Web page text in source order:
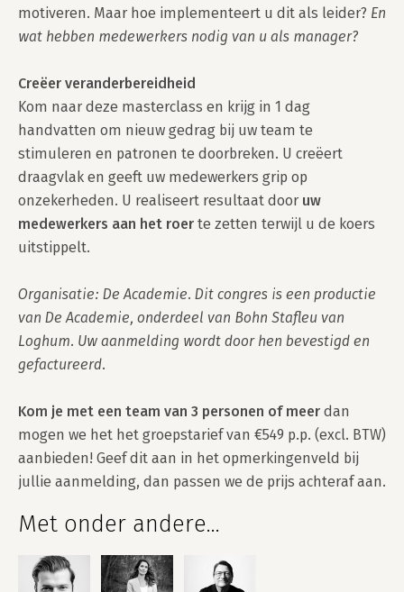
motiveren. Maar hoe implementeert u dit als leider? En
wat hebben medewerkers nodig van u als manager?
Creëer veranderbereidheid
Kom naar deze masterclass en krijg in 1 dag
handvatten om nieuw gedrag bij uw team te
stimuleren en patronen te doorbreken. U creëert
draagvlak en geeft uw medewerkers grip op
onzekerheden. U realiseert resultaat door uw
medewerkers aan het roer te zetten terwijl u de koers
uitstippelt.
Organisatie: De Academie. Dit congres is een productie
van De Academie, onderdeel van Bohn Stafleu van
Loghum. Uw aanmelding wordt door hen bevestigd en
gefactureerd.
Kom je met een team van 3 personen of meer dan
mogen we het het groepstarief van €549 p.p. (excl. BTW)
aanbieden! Geef dit aan in het opmerkingenveld bij
jullie aanmelding, dan passen we de prijs achteraf aan.
Met onder andere...